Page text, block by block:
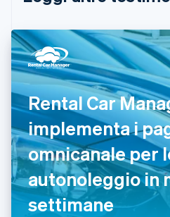
Rental Car
implementa i
omnicanale per
autonoleggio in
settimane
Cipro
English
Croazia
EnglishItaliano
Danimarca
English
Emirati Arabi Uniti
English
Estonia
English
Finlandia
EnglishSvenska
Francia